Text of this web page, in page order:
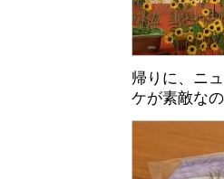
帰りに、ニ
ケが素敵なの